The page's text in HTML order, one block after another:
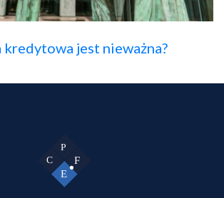
kredytowa jest nieważna?